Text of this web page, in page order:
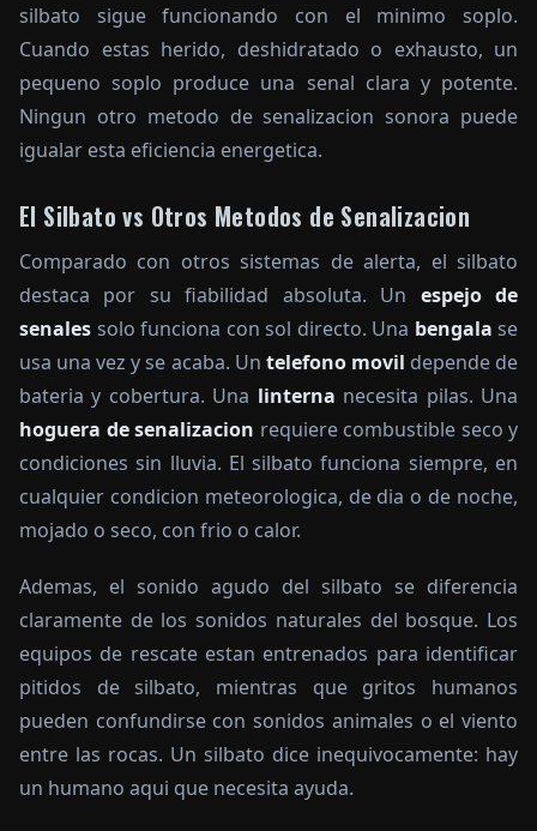
silbato sigue funcionando con el minimo soplo.
Cuando estas herido, deshidratado o exhausto, un
pequeno soplo produce una senal clara y potente.
Ningun otro metodo de senalizacion sonora puede
igualar esta eficiencia energetica.
El Silbato vs Otros Metodos de Senalizacion
Comparado con otros sistemas de alerta, el silbato
destaca por su fiabilidad absoluta. Un espejo de
senales solo funciona con sol directo. Una bengala se
usa una vez y se acaba. Un telefono movil depende de
bateria y cobertura. Una linterna necesita pilas. Una
hoguera de senalizacion requiere combustible seco y
condiciones sin lluvia. El silbato funciona siempre, en
cualquier condicion meteorologica, de dia o de noche,
mojado o seco, con frio o calor.
Ademas, el sonido agudo del silbato se diferencia
claramente de los sonidos naturales del bosque. Los
equipos de rescate estan entrenados para identificar
pitidos de silbato, mientras que gritos humanos
pueden confundirse con sonidos animales o el viento
entre las rocas. Un silbato dice inequivocamente: hay
un humano aqui que necesita ayuda.